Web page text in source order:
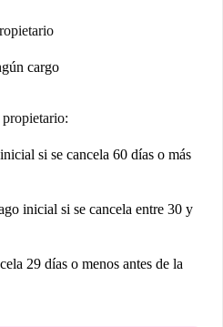
cargo
si se cancela 60 días o más
inicial si se cancela entre 30 y
29 días o menos antes de la